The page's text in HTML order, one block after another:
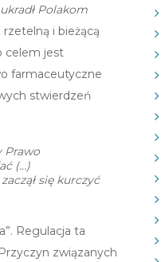
Polakom
i bieżącą
celem jest
farmaceutyczne
stwierdzeń
Prawo
(…)
się kurczyć
Regulacja ta
związanych